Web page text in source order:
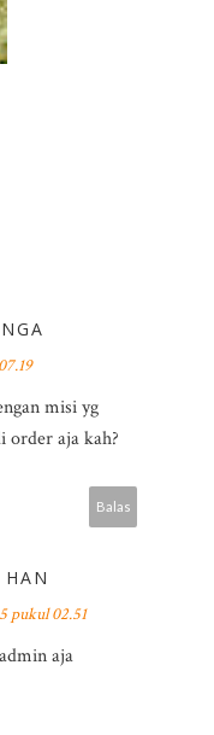
misi yg
order aja kah?
Balas
pukul 02.51
aja